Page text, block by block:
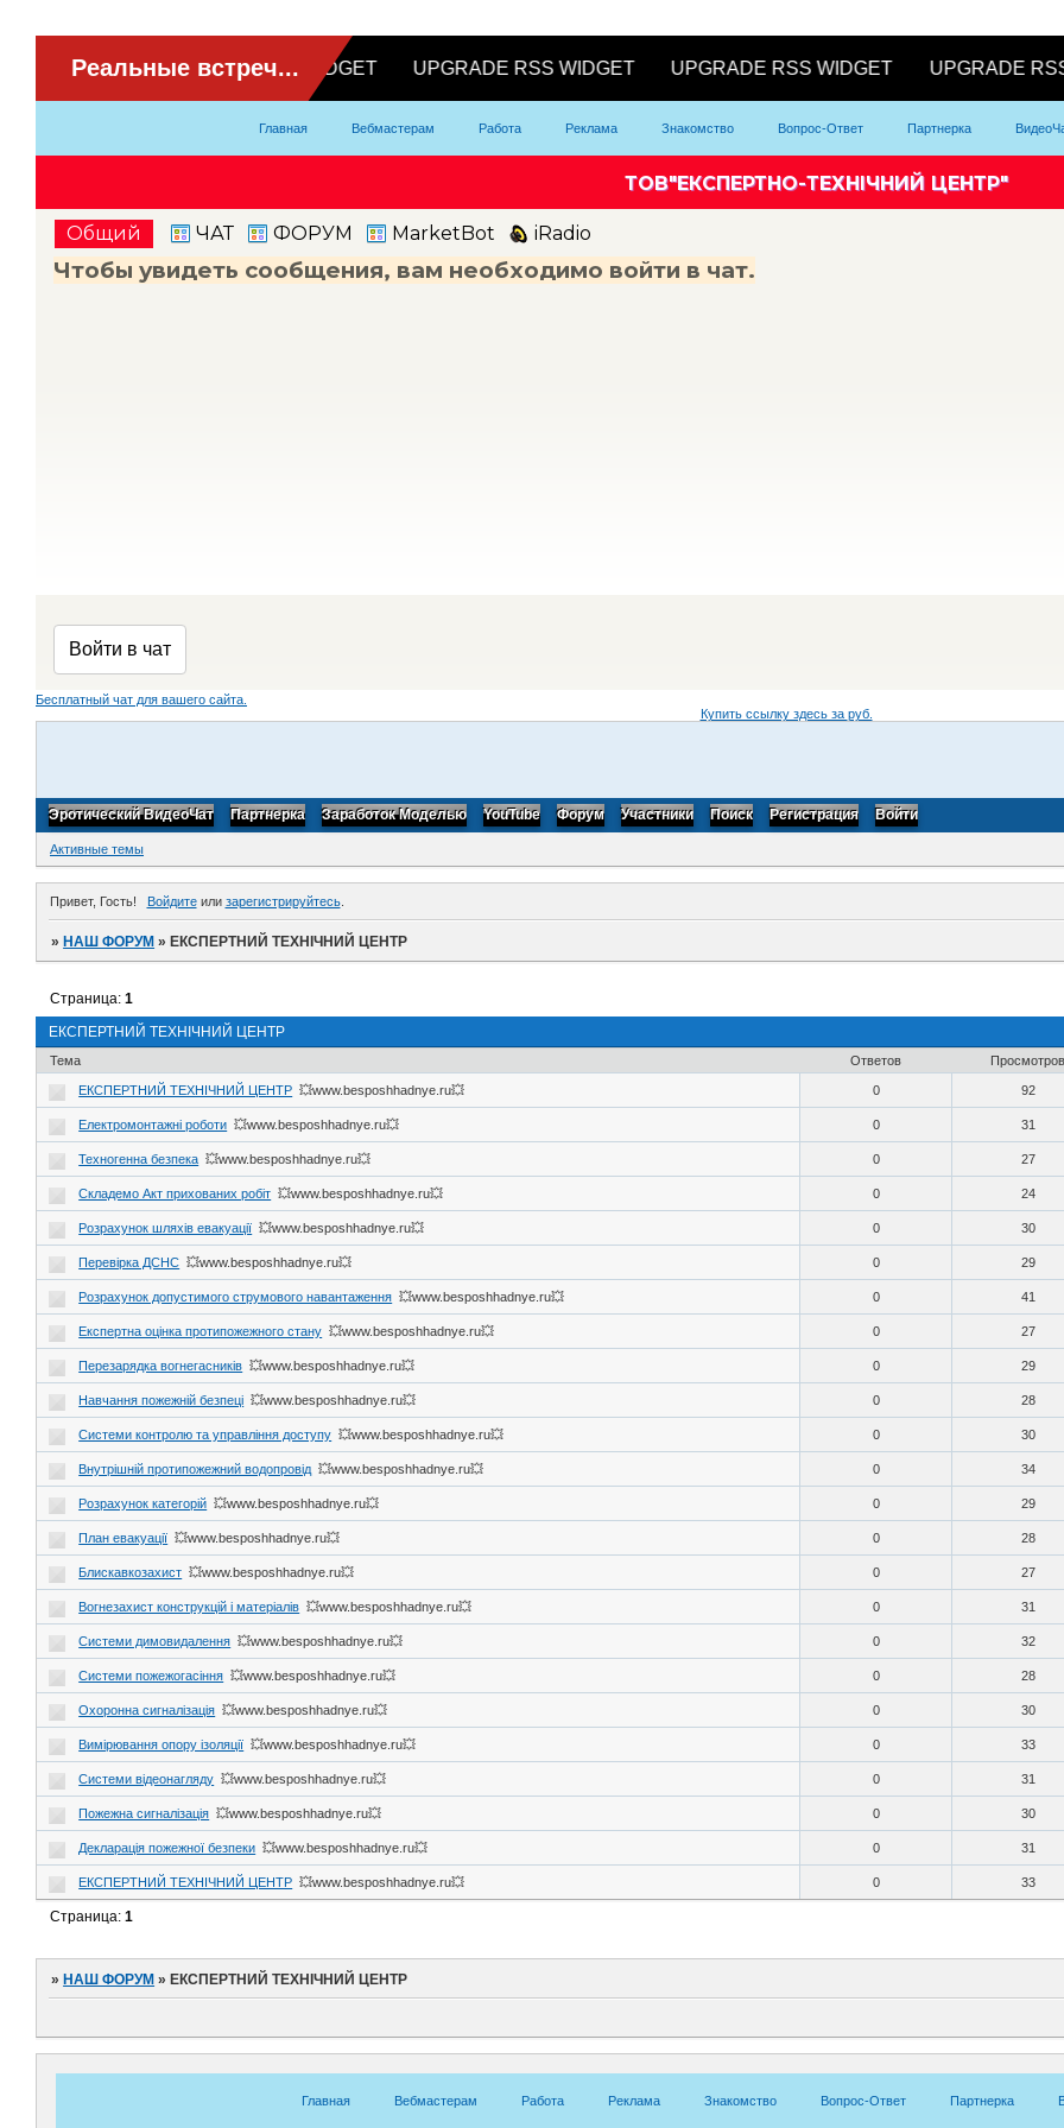
Главная Вебмастерам Работа Реклама Знакомство Вопрос-Ответ Партнерка
Бесплатный чат для вашего сайта.
Купить ссылку здесь за руб.
Эротический ВидеоЧат Партнерка Заработок Моделью YouTube Форум Участники Поиск Регистрация Войти
Активные темы
Привет, Гость! Войдитеили зарегистрируйтесь.
»НАШ ФОРУМ »ЕКСПЕРТНИЙ ТЕХНІЧНИЙ ЦЕНТР
ЕКСПЕРТНИЙ ТЕХНІЧНИЙ ЦЕНТР
Страница:1
Тема Ответов Просмотров
ЕКСПЕРТНИЙ ТЕХНІЧНИЙ ЦЕНТР 💥www.besposhhadnye.ru💥 0 92
Електромонтажні роботи 💥www.besposhhadnye.ru💥 0 31
Техногенна безпека 💥www.besposhhadnye.ru💥 0 27
Складемо Акт прихованих робіт 💥www.besposhhadnye.ru💥 0 24
Розрахунок шляхів евакуації 💥www.besposhhadnye.ru💥 0 30
Перевірка ДСНС 💥www.besposhhadnye.ru💥 0 29
Розрахунок допустимого струмового навантаження 💥www.besposhhadnye.ru💥 0 41
Експертна оцінка протипожежного стану 💥www.besposhhadnye.ru💥 0 27
Перезарядка вогнегасників 💥www.besposhhadnye.ru💥 0 29
Навчання пожежній безпеці 💥www.besposhhadnye.ru💥 0 28
Системи контролю та управління доступу 💥www.besposhhadnye.ru💥 0 30
Внутрішній протипожежний водопровід 💥www.besposhhadnye.ru💥 0 34
Розрахунок категорій 💥www.besposhhadnye.ru💥 0 29
План евакуації 💥www.besposhhadnye.ru💥 0 28
Блискавкозахист 💥www.besposhhadnye.ru💥 0 27
Вогнезахист конструкцій і матеріалів 💥www.besposhhadnye.ru💥 0 31
Системи димовидалення 💥www.besposhhadnye.ru💥 0 32
Системи пожежогасіння 💥www.besposhhadnye.ru💥 0 28
Охоронна сигналізація 💥www.besposhhadnye.ru💥 0 30
Вимірювання опору ізоляції 💥www.besposhhadnye.ru💥 0 33
Системи відеонагляду 💥www.besposhhadnye.ru💥 0 31
Пожежна сигналізація 💥www.besposhhadnye.ru💥 0 30
Декларація пожежної безпеки 💥www.besposhhadnye.ru💥 0 31
ЕКСПЕРТНИЙ ТЕХНІЧНИЙ ЦЕНТР 💥www.besposhhadnye.ru💥 0 33
Страница:1
»НАШ ФОРУМ »ЕКСПЕРТНИЙ ТЕХНІЧНИЙ ЦЕНТР
ВидеоЧат
Партнерка
Модели
Контакты
Главная Вебмастерам Работа Реклама Знакомство Вопрос-Ответ Партнерка